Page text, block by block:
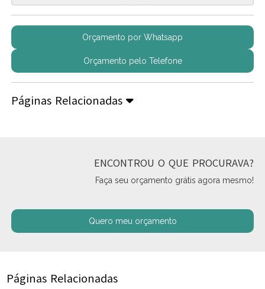
Orçamento por Whatsapp
Orçamento pelo Telefone
Páginas Relacionadas
ENCONTROU O QUE PROCURAVA?
Faça seu orçamento grátis agora mesmo!
Quero meu orçamento
Páginas Relacionadas